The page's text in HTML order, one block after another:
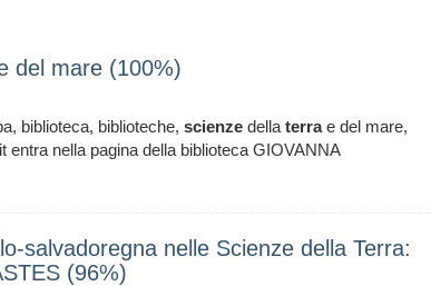
del mare (100%)
biblioteca, biblioteche, scienze della terrae del mare,
entra nella pagina della biblioteca GIOVANNA
salvadoregna nelle Scienze della Terra:
(96%)